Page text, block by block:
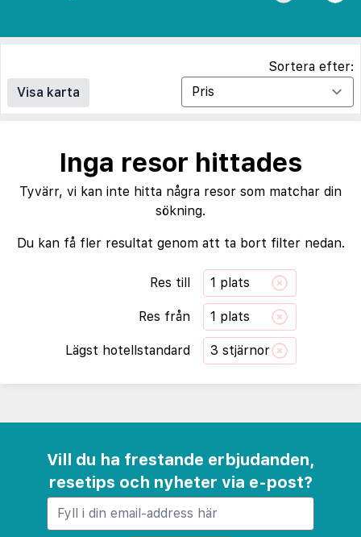
Visa karta
Sortera efter:
Inga resor hittades
Tyvärr, vi kan inte hitta några resor som matchar din
sökning.
Du kan få fler resultat genom att ta bort filter nedan.
Res till 1 plats
Res från 1 plats
Lägst hotellstandard 3 stjärnor
Vill du ha frestande erbjudanden,
resetips och nyheter via e-post?